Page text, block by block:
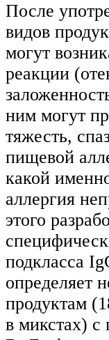
После
видов
могут
реакции
ним могут
тяжесть,
пищевой
какой
аллергия
этого
подкласса
определяет
продуктам
в микстах)